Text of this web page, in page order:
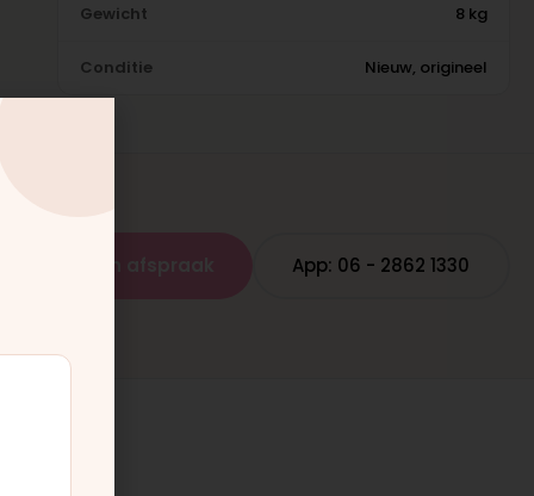
Gewicht 8 kg
Conditie Nieuw, origineel
App: 06 - 2862 1330